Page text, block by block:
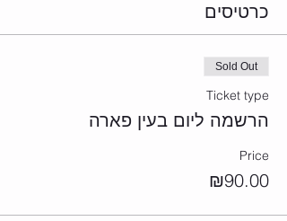
כרטיסים
Sold Out
Ticket type
הרשמה ליום בעין פארה
Price
₪90.00